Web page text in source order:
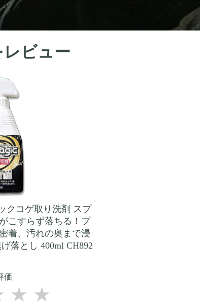
ビュー
クコゲ取り洗剤 スプ
こすらず落ちる！プ
着、汚れの奥まで浸
落とし 400ml CH892
価
★
★